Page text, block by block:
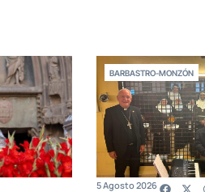
BARBASTRO-MONZÓN
5 Agosto 2026